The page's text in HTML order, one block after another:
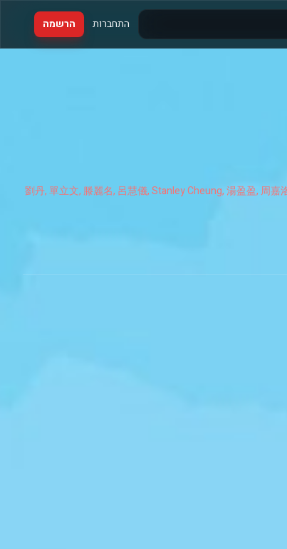
התחברות הרשמה
劉丹, 單立文, 滕麗名, 呂慧儀, Stanley Cheung, 湯盈盈, 周